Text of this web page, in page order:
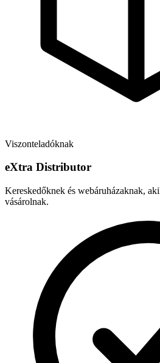
Viszonteladóknak
eXtra Distributor
Kereskedőknek és webáruházaknak,
vásárolnak.